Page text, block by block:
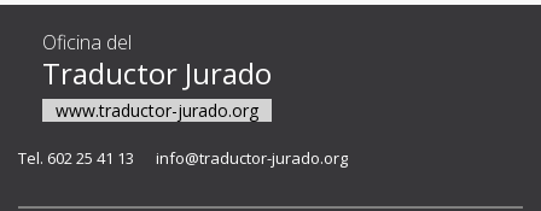
Oficina del
Traductor Jurado
www.traductor-jurado.org
Tel. 602 25 41 13 info@traductor-jurado.org